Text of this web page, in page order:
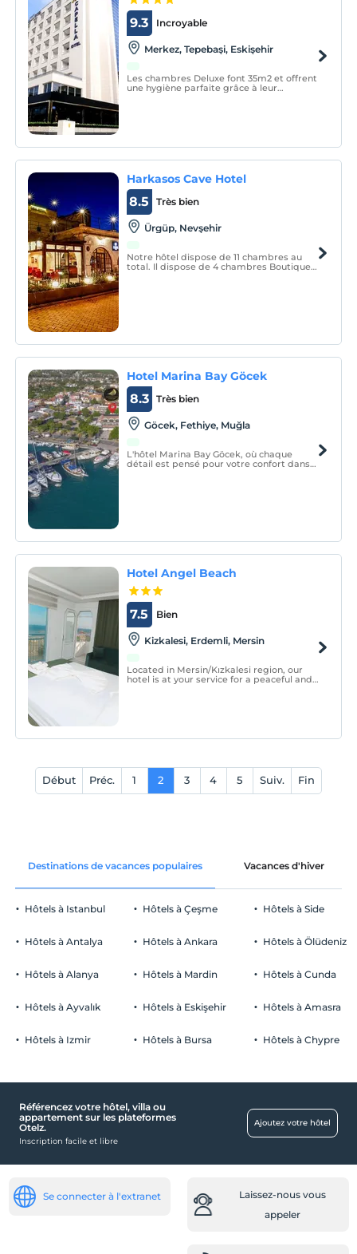
Incroyable
9.3
Merkez, Tepebaşi, Eskişehir
Les chambres Deluxe font 35m2 et offrent
une hygiène parfaite grâce à leur
Harkasos Cave Hotel
Très bien
8.5
Ürgüp, Nevşehir
Notre hôtel dispose de 11 chambres au
total. Il dispose de 4 chambres Boutique
Hotel Marina Bay Göcek
Très bien
8.3
Göcek, Fethiye, Muğla
L'hôtel Marina Bay Göcek, où chaque
détail est pensé pour votre confort dans
Hotel Angel Beach
Bien
7.5
Kizkalesi, Erdemli, Mersin
Located in Mersin/Kızkalesi region, our
hotel is at your service for a peaceful and
Début Préc. 1 2 3 4 5 Suiv. Fin
Destinations de vacances populaires Vacances d'hiver
Hôtels à Istanbul
Hôtels à Antalya
Hôtels à Alanya
Hôtels à Ayvalık
Hôtels à Izmir
Hôtels à Çeşme
Hôtels à Ankara
Hôtels à Mardin
Hôtels à Eskişehir
Hôtels à Bursa
Hôtels à Side
Hôtels à Ölüdeniz
Hôtels à Cunda
Hôtels à Amasra
Hôtels à Chypre
Référencez votre hôtel, villa ou
appartement sur les plateformes
Otelz.
Inscription facile et libre
Ajoutez votre hôtel
Se connecter à l'extranet
Laissez-nous vous
appeler